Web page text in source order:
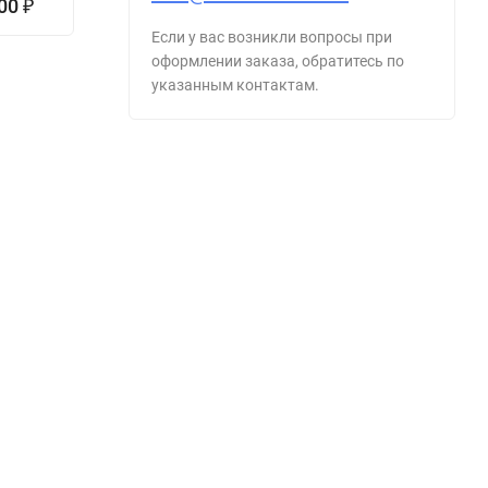
₽
570
71 600
Если у вас возникли вопросы при
оформлении заказа, обратитесь по
указанным контактам.